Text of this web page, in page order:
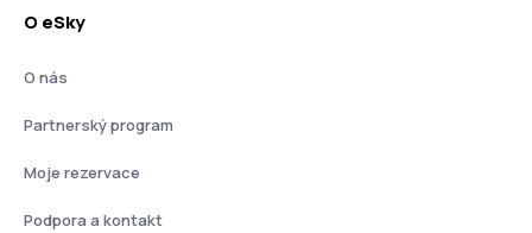
O eSky
O nás
Partnerský program
Moje rezervace
Podpora a kontakt